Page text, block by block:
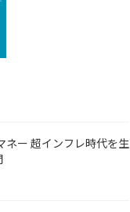
ネー 超インフレ時代を生